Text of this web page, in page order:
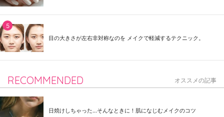
目の大きさが左右非対称なのを メイクで軽減するテクニック。
RECOMMENDED オススメの記事
日焼けしちゃった...そんなときに！肌になじむメイクのコツ